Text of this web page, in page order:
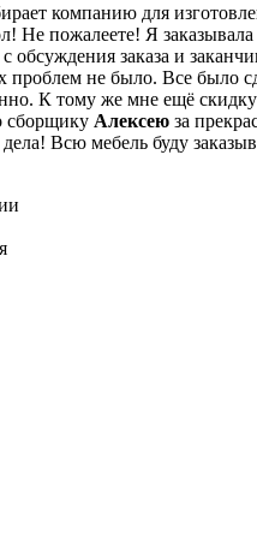
компанию для
Не пожалеете! Я
обсуждения заказа и
проблем не было. Все было
К тому же мне ещё
сборщику Алексею за
Всю мебель буду